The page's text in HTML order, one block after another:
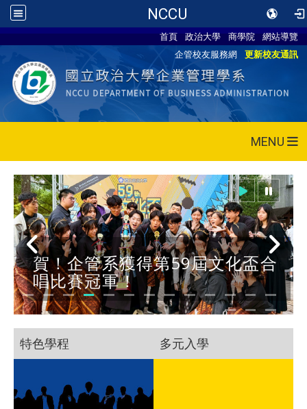
NCCU
首頁 政治大學 商學院
網站導覽
企管校友服務網
更新校友通訊
MENU
賀！企管系獲得第59屆文化盃合
唱比賽冠軍！
特色學程 多元入學